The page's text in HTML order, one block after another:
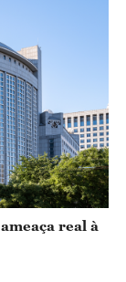
real à